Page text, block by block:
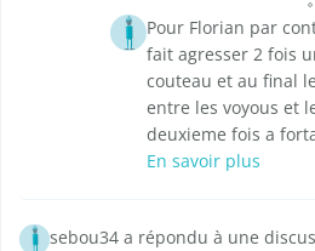
Pour Florian par
fait agresser 2 fois
couteau et au final
entre les voyous et
deuxieme fois a
En savoir plus
sebou34 a répondu à une